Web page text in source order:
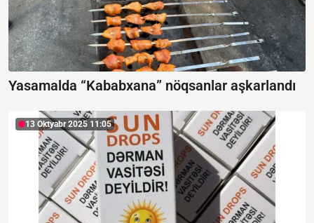
Yasamalda “Kababxana” nöqsanlar aşkarlandı
13 Oktyabr 2025 11:05